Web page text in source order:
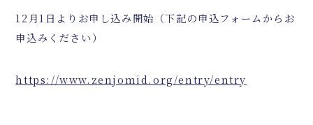
12月1日よりお申し込み開始（下記の申込フォームからお
申込みください）
https://www.zenjomid.org/entry/entry